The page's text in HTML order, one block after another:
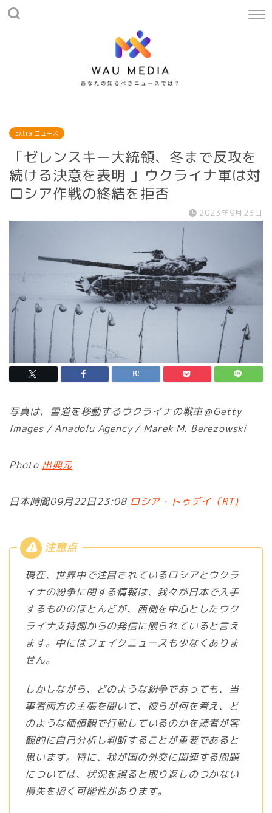
Extra ニュース
「ゼレンスキー大統領、冬まで反攻を
続ける決意を表明 」ウクライナ軍は対
ロシア作戦の終結を拒否
2023年9月23日
写真は、雪道を移動するウクライナの戦車＠Getty
Images / Anadolu Agency / Marek M. Berezowski
Photo 出典元
日本時間09月22日23:08 ロシア・トゥデイ（RT)
現在、世界中で注目されているロシアとウクラ
イナの紛争に関する情報は、我々が日本で入手
するもののほとんどが、西側を中心としたウク
ライナ支持側からの発信に限られていると言え
ます。中にはフェイクニュースも少なくありま
せん。
しかしながら、どのような紛争であっても、当
事者両方の主張を聞いて、彼らが何を考え、ど
のような価値観で行動しているのかを読者が客
観的に自己分析し判断することが重要であると
思います。特に、我が国の外交に関連する問題
については、状況を誤ると取り返しのつかない
損失を招く可能性があります。